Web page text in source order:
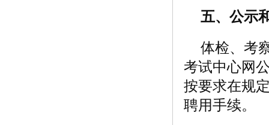
五、公示
体检、考
考试中心网
按要求在规
聘用手续。